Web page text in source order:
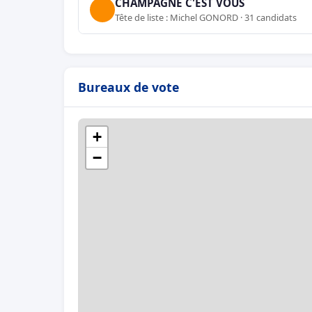
Tête de liste : Michel GONORD · 31 candidats
Bureaux de vote
+
−